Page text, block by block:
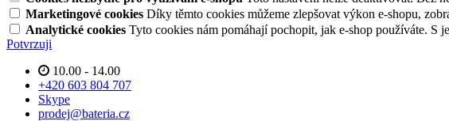
Marketingové cookies Díky těmto cookies můžeme zlepšovat výkon e-shopu,
Analytické cookies Tyto cookies nám pomáhají pochopit, jak e-shop používáte. S
Potvrzuji
10.00 - 14.00
+420 603 804 707
Skype
prodej@bateria.cz